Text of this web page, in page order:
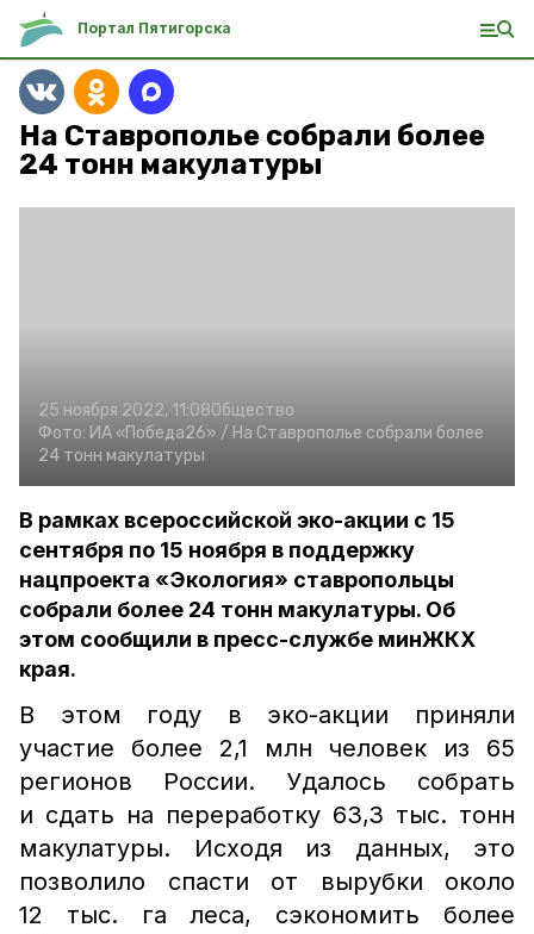
Портал Пятигорска
На Ставрополье собрали более
24 тонн макулатуры
25 ноября 2022, 11:08Общество
Фото: ИА «Победа26» / На Ставрополье собрали более
24 тонн макулатуры
В рамках всероссийской эко-акции с 15
сентября по 15 ноября в поддержку
нацпроекта «Экология» ставропольцы
собрали более 24 тонн макулатуры. Об
этом сообщили в пресс-службе минЖКХ
края.
В этом году в эко-акции приняли
участие более 2,1 млн человек из 65
регионов России. Удалось собрать
и сдать на переработку 63,3 тыс. тонн
макулатуры. Исходя из данных, это
позволило спасти от вырубки около
12 тыс. га леса, сэкономить более